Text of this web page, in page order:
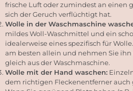
frische Luft oder zumindest an einen
sich der Geruch verflüchtigt hat.
Wolle in der Waschmaschine
mildes Woll-Waschmittel und ein
idealerweise eines spezifisch für
am besten allein und nehmen Sie
gleich aus der Waschmaschine.
Wolle mit der Hand waschen:
dem richtigen Fleckenentferner